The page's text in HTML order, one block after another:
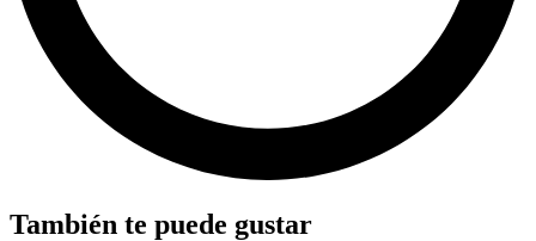
También te puede gustar